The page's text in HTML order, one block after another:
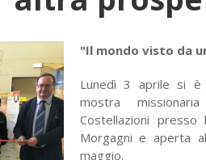
"Il mondo visto da
Lunedì 3 aprile si è
mostra
Costellazioni presso
Morgagni e aperta
maggio.